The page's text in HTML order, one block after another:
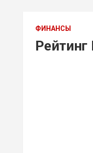
ФИНАНСЫ